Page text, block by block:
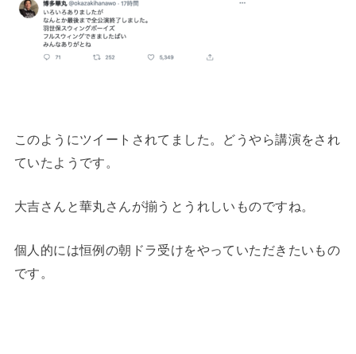
このようにツイートされてました。どうやら講演をされ
ていたようです。
大吉さんと華丸さんが揃うとうれしいものですね。
個人的には恒例の朝ドラ受けをやっていただきたいもの
です。